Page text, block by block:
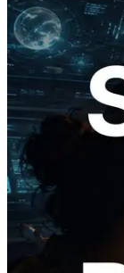
2026.05.24
Validators
Block